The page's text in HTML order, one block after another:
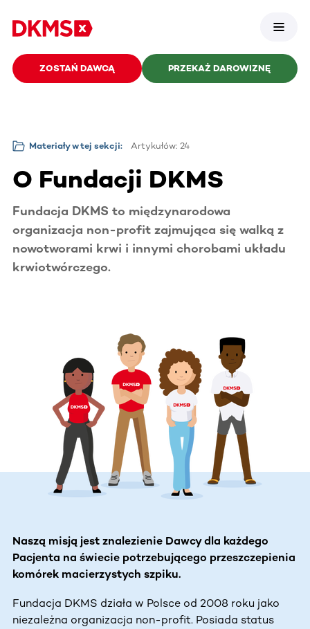
ZOSTAŃ DAWCĄ PRZEKAŻ DAROWIZNĘ
Materiały w tej sekcji: Artykułów: 24
O Fundacji DKMS
Fundacja DKMS to międzynarodowa
organizacja non-profit zajmująca się walką z
nowotworami krwi i innymi chorobami układu
krwiotwórczego.
Naszą misją jest znalezienie Dawcy dla każdego
Pacjenta na świecie potrzebującego przeszczepienia
komórek macierzystych szpiku.
Fundacja DKMS działa w Polsce od 2008 roku jako
niezależna organizacja non-profit. Posiada status